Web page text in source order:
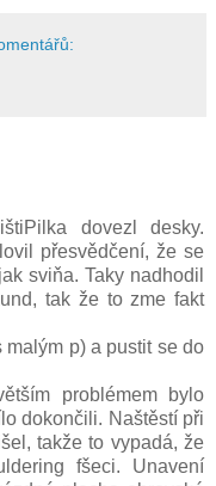
dovezl desky.
přesvědčení, že se
sviňa. Taky nadhodil
tak že to zme fakt
p) a pustit se do
problémem bylo
dokončili. Naštěstí při
takže to vypadá, že
fšeci. Unavení